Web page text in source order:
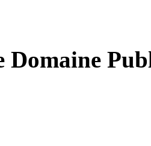
Domaine